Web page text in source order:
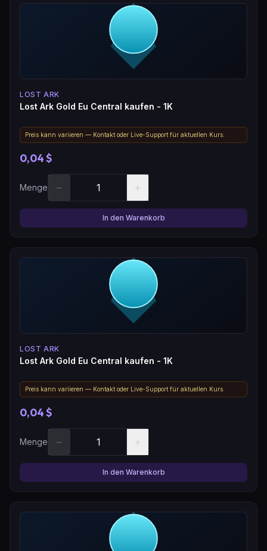
LOST ARK
Lost Ark Gold Eu Central kaufen - 1K
Preis kann variieren — Kontakt oder Live-Support für aktuellen Kurs.
0,04 $
Menge − +
In den Warenkorb
LOST ARK
Lost Ark Gold Eu Central kaufen - 1K
Preis kann variieren — Kontakt oder Live-Support für aktuellen Kurs.
0,04 $
Menge − +
In den Warenkorb